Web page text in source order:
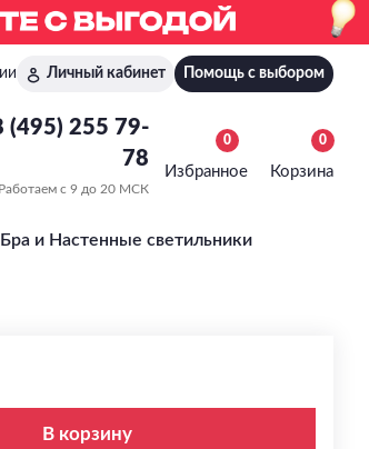
Личный кабинет Помощь с выбором
(495) 255 79-
78
Работаем с 9 до 20 МСК
Избранное
0
Корзина
0
Бра и Настенные светильники
В корзину